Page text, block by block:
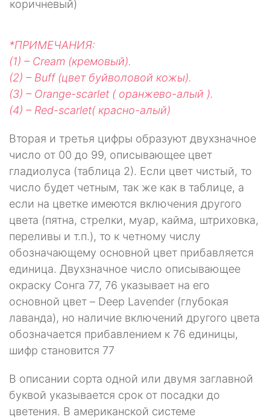
коричневый)
*ПРИМЕЧАНИЯ:
(1) – Cream (кремовый).
(2) – Buff (цвет буйволовой кожы).
(3) – Orange-scarlet ( оранжево-алый ).
(4) – Red-scarlet( красно-алый)
Вторая и третья цифры образуют двухзначное
число от 00 до 99, описывающее цвет
гладиолуса (таблица 2). Если цвет чистый, то
число будет четным, так же как в таблице, а
если на цветке имеются включения другого
цвета (пятна, стрелки, муар, кайма, штриховка,
переливы и т.п.), то к четному числу
обозначающему основной цвет прибавляется
единица. Двухзначное число описывающее
окраску Сонга 77, 76 указывает на его
основной цвет – Deep Lavender (глубокая
лаванда), но наличие включений другого цвета
обозначается прибавлением к 76 единицы,
шифр становится 77
В описании сорта одной или двумя заглавной
буквой указывается срок от посадки до
цветения. В американской системе